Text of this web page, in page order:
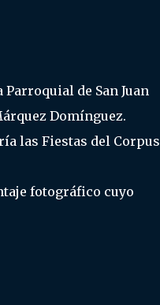
de San Juan
Domínguez.
las Fiestas del Corpus
fotográfico cuyo